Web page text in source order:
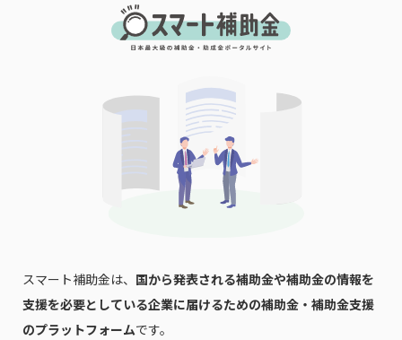
スマート補助金は、 国から発表される補助金や補助金の情報を
支援を必要としている企業に届けるための補助金・補助金支援
のプラットフォームです。